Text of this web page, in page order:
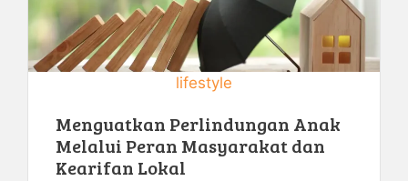
lifestyle
Menguatkan Perlindungan Anak
Melalui Peran Masyarakat dan
Kearifan Lokal